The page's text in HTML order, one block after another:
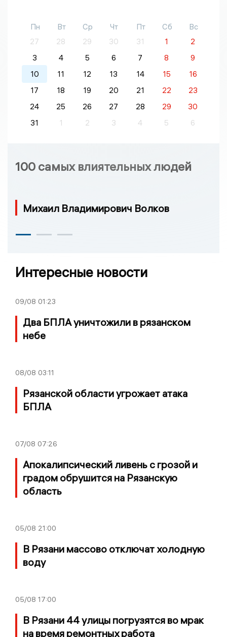
Пн Вт Ср Чт Пт Сб
Вс
27
28 29 30 31 1
2
3
4 5 6 7 8
9
10
11 12 13 14 15
16
17
18 19 20 21 22
23
24
25 26 27 28 29
30
31
1 2 3 4 5 6
100 самых влиятельных людей
Михаил Владимирович Волков
Интересные новости
09/08 01:23
Два БПЛА уничтожили в рязанском
небе
08/08 03:11
Рязанской области угрожает атака
БПЛА
07/08 07:26
Апокалипсический ливень с грозой и
градом обрушится на Рязанскую
область
05/08 21:00
В Рязани массово отключат холодную
воду
05/08 17:00
В Рязани 44 улицы погрузятся во мрак
на время ремонтных работа